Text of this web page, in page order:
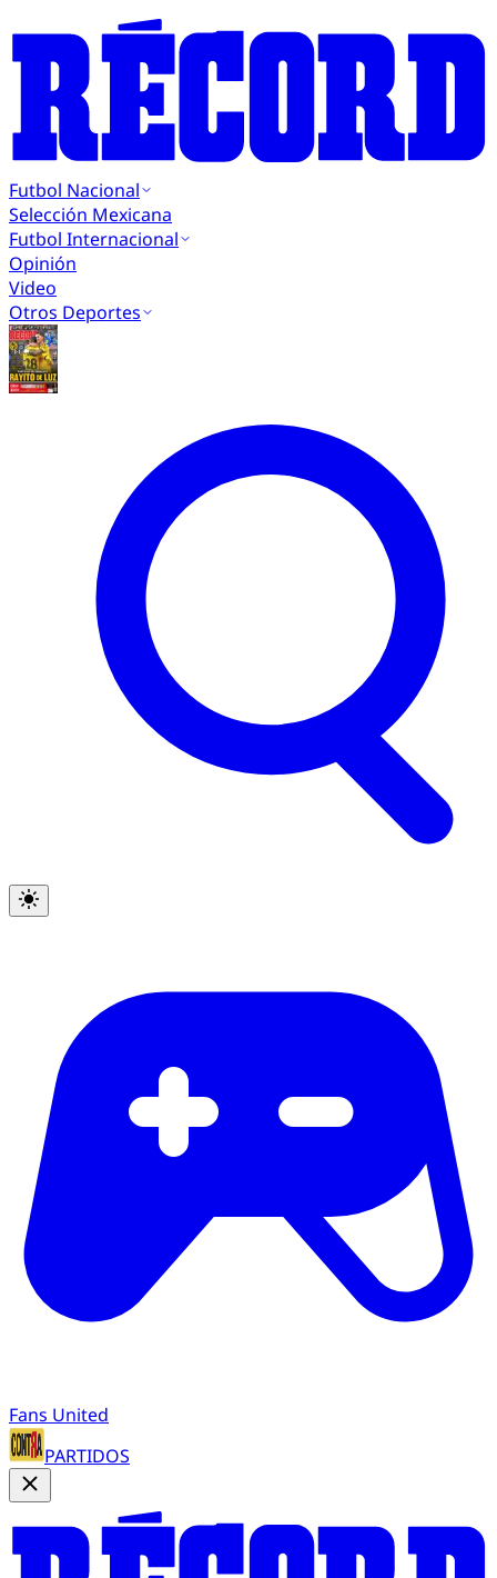
Futbol Nacional
Selección Mexicana
Futbol Internacional
Opinión
Video
Otros Deportes
Fans United
PARTIDOS